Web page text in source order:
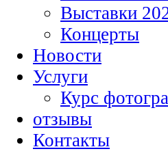
Выставки
Концерты
Новости
Услуги
Курс
отзывы
Контакты